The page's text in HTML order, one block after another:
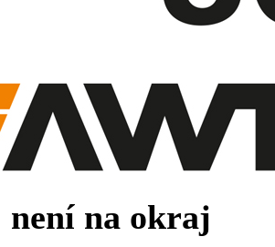
na okraj